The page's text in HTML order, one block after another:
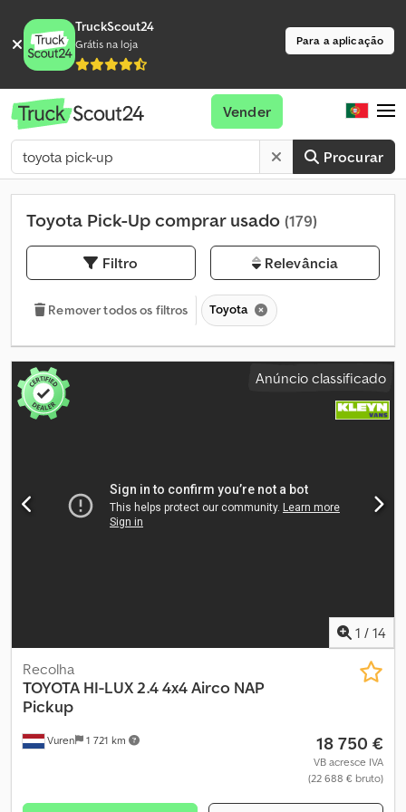
TruckScout24
Grátis na loja Para a aplicação
Procurar
Vender
Toyota Pick-Up comprar usado (179)
Filtro Relevância
Remover todos os filtros Toyota
Anúncio classificado
1 / 14
Vuren 1 721 km
Recolha
TOYOTA HI-LUX 2.4 4x4 Airco NAP
Pickup
18 750 €
VB acresce IVA
(22 688 € bruto)